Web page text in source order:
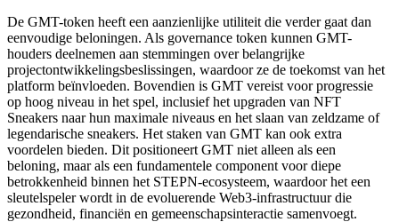
De GMT-token heeft een aanzienlijke utiliteit die verder gaat dan
eenvoudige beloningen. Als governance token kunnen GMT-
houders deelnemen aan stemmingen over belangrijke
projectontwikkelingsbeslissingen, waardoor ze de toekomst van het
platform beïnvloeden. Bovendien is GMT vereist voor progressie
op hoog niveau in het spel, inclusief het upgraden van NFT
Sneakers naar hun maximale niveaus en het slaan van zeldzame of
legendarische sneakers. Het staken van GMT kan ook extra
voordelen bieden. Dit positioneert GMT niet alleen als een
beloning, maar als een fundamentele component voor diepe
betrokkenheid binnen het STEPN-ecosysteem, waardoor het een
sleutelspeler wordt in de evoluerende Web3-infrastructuur die
gezondheid, financiën en gemeenschapsinteractie samenvoegt.